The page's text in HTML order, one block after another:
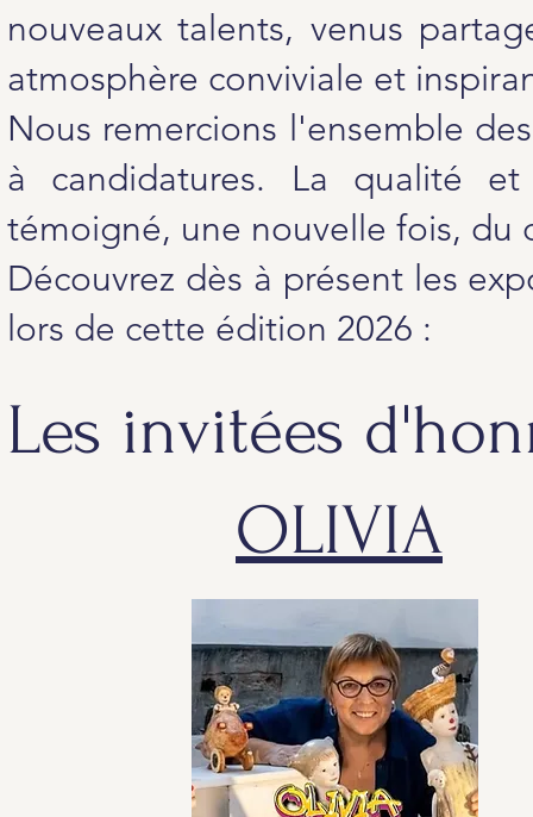
nouveaux talents, venus
atmosphère conviviale et
Nous remercions l'ensemble
à candidatures. La qualité
témoigné, une nouvelle fois, du
Découvrez dès à présent les
lors de cette édition 2026 :
Les invitées
OLIVIA